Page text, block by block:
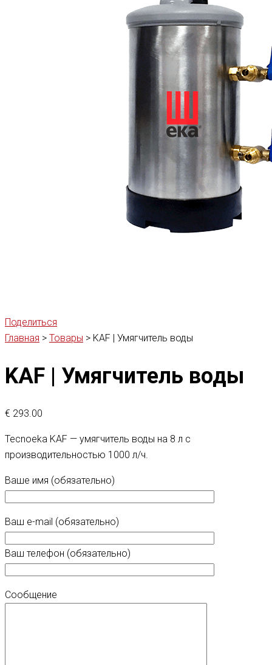
Поделиться
Главная > Товары > KAF | Умягчитель воды
KAF | Умягчитель воды
€ 293.00
Tecnoeka KAF — умягчитель воды на 8 л с
производительностью 1000 л/ч.
Ваше имя (обязательно)
Ваш e-mail (обязательно)
Ваш телефон (обязательно)
Сообщение